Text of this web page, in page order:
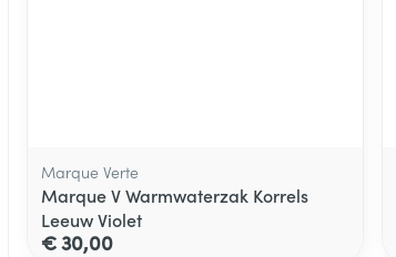
Marque Verte
Marque V Warmwaterzak Korrels
Leeuw Violet
€ 30,00